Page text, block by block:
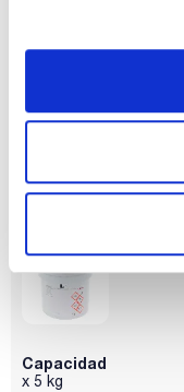
Capacidad
SO05121000
Ver stock
Capacidad
x 5 kg